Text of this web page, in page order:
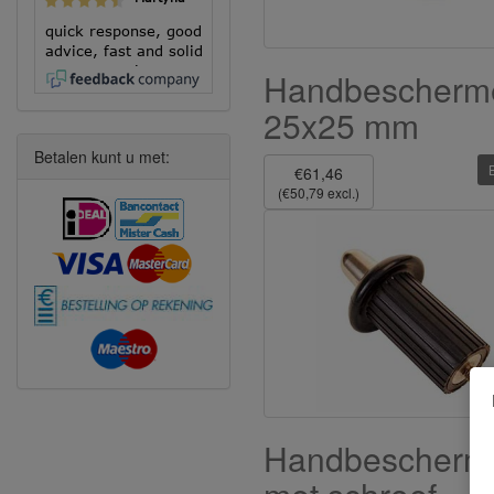
25x25 mm
€61,46
(€50,79 excl.)
quick response, good
advice, fast and solid
execution!
Betalen kunt u met: